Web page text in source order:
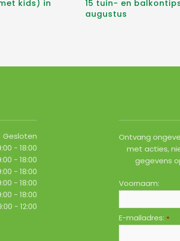
kids) in
15 tuin- en
augustus
Gesloten
- 18:00
- 18:00
- 18:00
- 18:00
- 18:00
- 12:00
Ontvang
met acties,
gegevens
Voornaam:
E-mailadres: *